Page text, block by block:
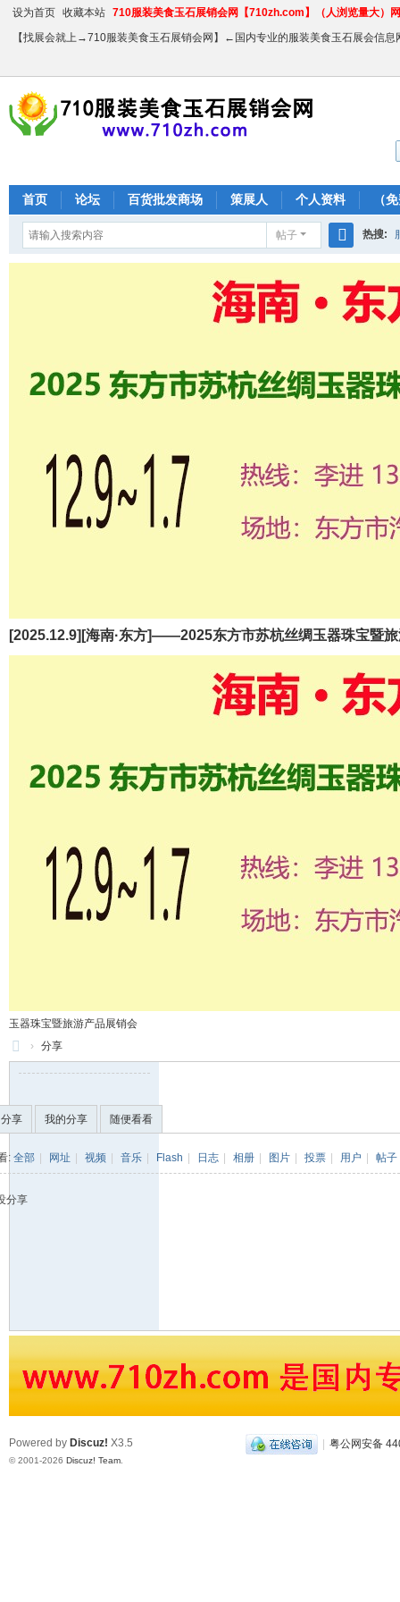
设为首页 收藏本站 710服装美食玉石展销会网【710zh.com】（人浏览量大）
【找展会就上→710服装美食玉石展销会网】←国内专业的服装美食玉石展会信息
首页 论坛 百货批发商场 策展人 个人资料 （
帖子
搜
索
热搜:
[2025.12.9][海南·东方]——2025东方市苏杭丝绸玉器珠宝暨
玉器珠宝暨旅游产品展销会
71
服
装
美
食
会
网
› 分享
享 我的分享 随便看看
: 全部 | 网址 | 视频 | 音乐 | Flash | 日志 | 相册 | 图片 | 投票 | 用户 | 帖子
分享
| 粤公网安备
Powered by Discuz! X3.5
© 2001-2026 Discuz! Team